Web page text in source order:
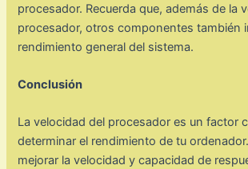
procesador. Recuerda que, además de la
procesador, otros componentes también
rendimiento general del sistema.
Conclusión
La velocidad del procesador es un factor
determinar el rendimiento de tu
mejorar la velocidad y capacidad de